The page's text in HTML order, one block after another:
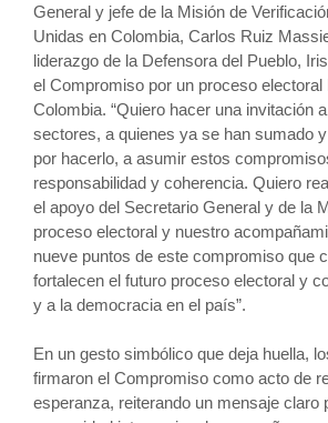
General y jefe de la Misión de
Unidas en Colombia, Carlos Ruiz
liderazgo de la Defensora del Pueblo,
el Compromiso por un proceso electoral
Colombia. “Quiero hacer una invitación
sectores, a quienes ya se han sumado
por hacerlo, a asumir estos
responsabilidad y coherencia. Quiero
el apoyo del Secretario General y de la
proceso electoral y nuestro
nueve puntos de este compromiso que
fortalecen el futuro proceso electoral y
y a la democracia en el país”.
En un gesto simbólico que deja huella,
firmaron el Compromiso como acto de
esperanza, reiterando un mensaje claro